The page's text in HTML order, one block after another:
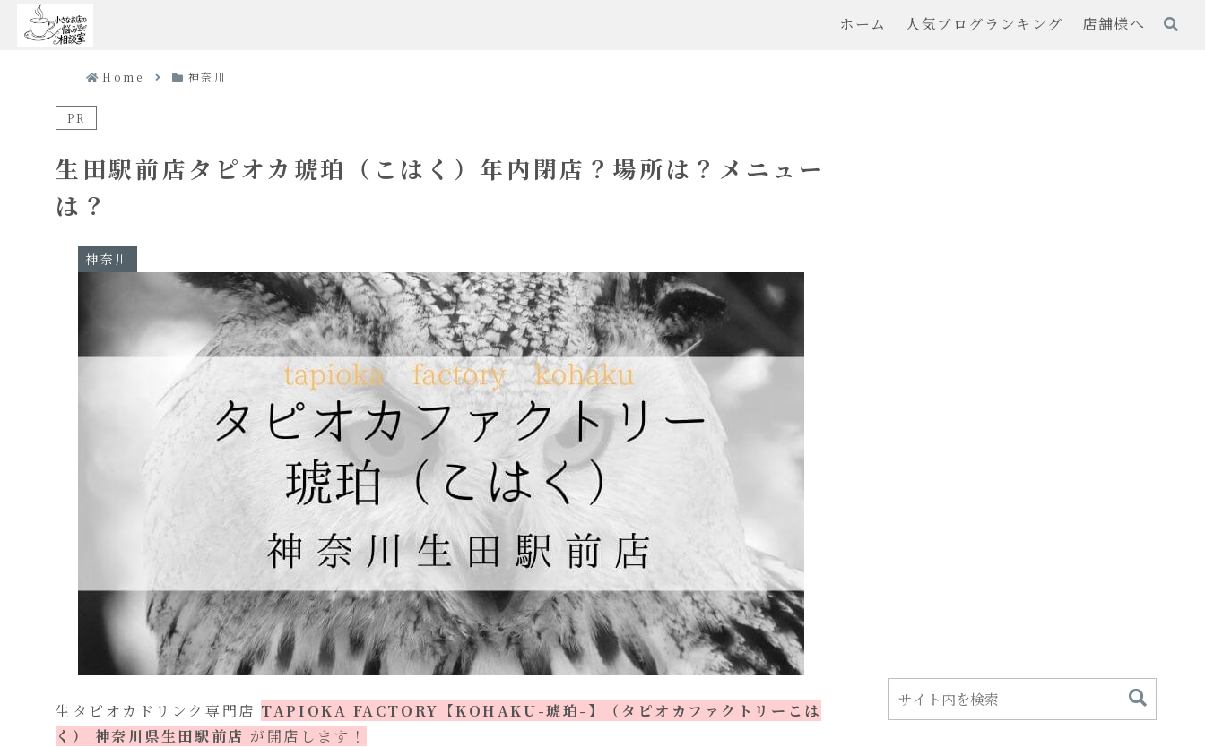
ホーム 人気ブログランキング 店舗様へ
Home 神奈川
PR
生田駅前店タピオカ琥珀（こはく）年内閉店？場所は？メニュー
は？
神奈川
生タピオカドリンク専門店 TAPIOKA FACTORY【KOHAKU-琥珀-】（タピオカファクトリーこは
く）
神奈川県生田駅前店 が開店します！